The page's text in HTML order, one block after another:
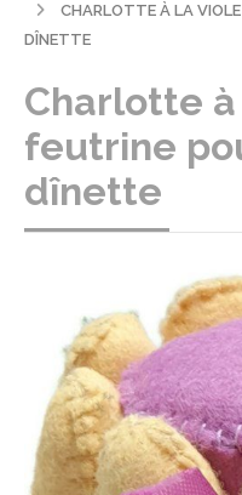
CHARLOTTE À LA
DÎNETTE
Charlotte
feutrine
dînette